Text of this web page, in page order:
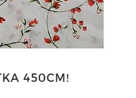
450CM!